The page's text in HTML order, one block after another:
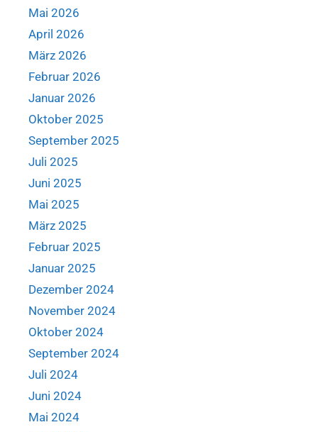
Mai 2026
April 2026
März 2026
Februar 2026
Januar 2026
Oktober 2025
September 2025
Juli 2025
Juni 2025
Mai 2025
März 2025
Februar 2025
Januar 2025
Dezember 2024
November 2024
Oktober 2024
September 2024
Juli 2024
Juni 2024
Mai 2024